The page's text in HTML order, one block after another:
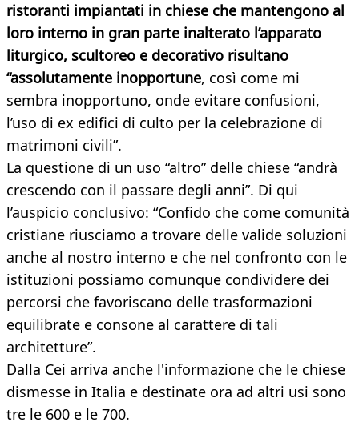
ristoranti impiantati in chiese che mantengono al
loro interno in gran parte inalterato l’apparato
liturgico, scultoreo e decorativo risultano
“assolutamente inopportune, così come mi
sembra inopportuno, onde evitare confusioni,
l’uso di ex edifici di culto per la celebrazione di
matrimoni civili”.
La questione di un uso “altro” delle chiese “andrà
crescendo con il passare degli anni”. Di qui
l’auspicio conclusivo: “Confido che come comunità
cristiane riusciamo a trovare delle valide soluzioni
anche al nostro interno e che nel confronto con le
istituzioni possiamo comunque condividere dei
percorsi che favoriscano delle trasformazioni
equilibrate e consone al carattere di tali
architetture”.
Dalla Cei arriva anche l'informazione che le chiese
dismesse in Italia e destinate ora ad altri usi sono
tre le 600 e le 700.